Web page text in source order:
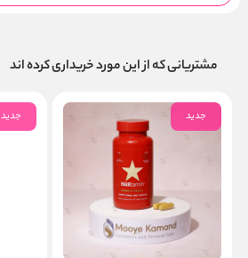
مشتریانی که از این مورد خریداری کرده اند
جدید جدید